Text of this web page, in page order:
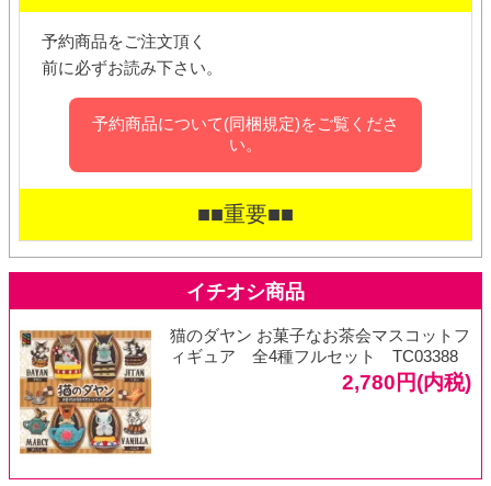
予約商品をご注文頂く
前に必ずお読み下さい。
予約商品について(同梱規定)をご覧くださ
い。
■■重要■■
猫のダヤン お菓子なお茶会マスコットフ
ィギュア 全4種フルセット TC03388
2,780円(内税)